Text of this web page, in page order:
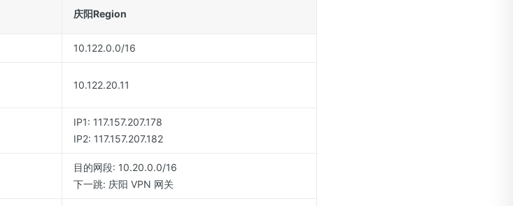
庆阳Region
10.122.0.0/16
10.122.20.11
IP1: 117.157.207.178
IP2: 117.157.207.182
目的网段: 10.20.0.0/16
下一跳: 庆阳 VPN 网关